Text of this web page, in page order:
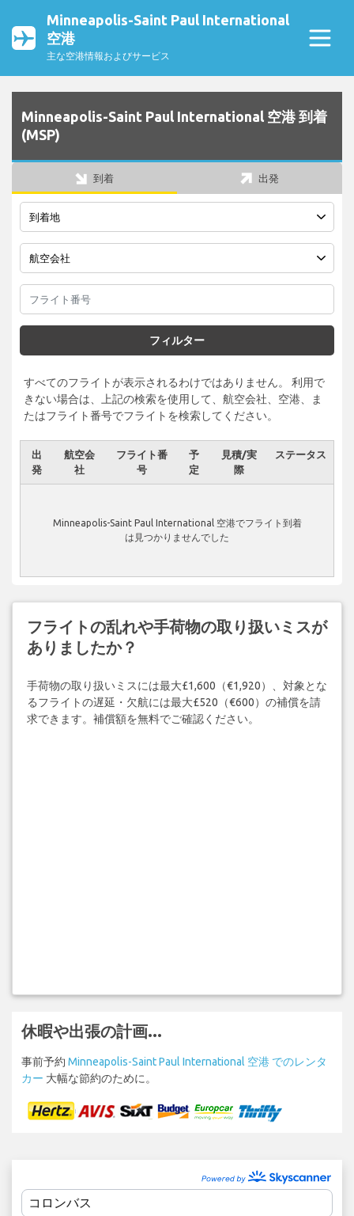
Minneapolis-Saint Paul International
空港
主な空港情報およびサービス
Minneapolis-Saint Paul International 空港 到着
(MSP)
到着 出発
フィルター
すべてのフライトが表示されるわけではありません。 利用で
きない場合は、上記の検索を使用して、航空会社、空港、ま
たはフライト番号でフライトを検索してください。
出
発
航空会
社
フライト番
号
予
定
見積/実
際
ステータス
Minneapolis-Saint Paul International 空港でフライト到着
は見つかりませんでした
フライトの乱れや手荷物の取り扱いミスが
ありましたか？
手荷物の取り扱いミスには最大£1,600（€1,920）、対象とな
るフライトの遅延・欠航には最大£520（€600）の補償を請
求できます。補償額を無料でご確認ください。
休暇や出張の計画...
事前予約 Minneapolis-Saint Paul International 空港 でのレンタ
カー 大幅な節約のために。